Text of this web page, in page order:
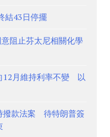
結43日停擺
阻止芬太尼相關化學
12月維持利率不變 以
撥款法案 待特朗普簽